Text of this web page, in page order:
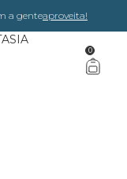
a genteaproveita!
0